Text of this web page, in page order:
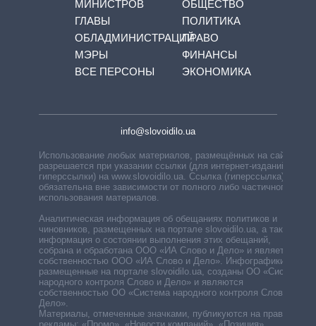
МИНИСТРОВ
ГЛАВЫ
ОБЛАДМИНИСТРАЦИЙ
МЭРЫ
ВСЕ ПЕРСОНЫ
ОБЩЕСТВО
ПОЛИТИКА
ПРАВО
ФИНАНСЫ
ЭКОНОМИКА
info@slovoidilo.ua
Использование любых материалов, размещённых на сайте,
разрешается при указании ссылки (для интернет-изданий —
гиперссылки) на www.slovoidilo.ua. Ссылка (гиперссылка)
обязательна вне зависимости от полного либо частичного
использования материалов.
Аналитическая информация об обещаниях политиков и
чиновников, размещенных на портале slovoidilo.ua, а также
информация о состоянии выполнения этих обещаний,
собрана и обработана ООО «ИА Слово и Дело» и является
собственностью ООО «ИА Слово и Дело». Инфографики,
размещенные на портале slovoidilo.ua, созданы ОО «Система
народного контроля Слово и Дело» и являются
собственностью ОО «Система народного контроля Слово и
Дело».
Материалы, отмеченные значками, публикуются на правах